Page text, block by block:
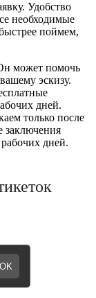
Удобство
необходимые
поймем,
может помочь
эскизу.
дней.
только после
заключения
рабочих дней.